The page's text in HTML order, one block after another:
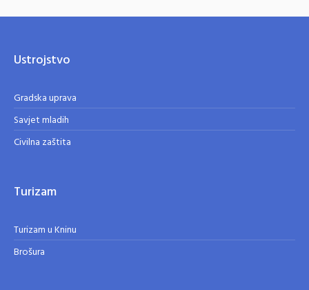
Ustrojstvo
Gradska uprava
Savjet mladih
Civilna zaštita
Turizam
Turizam u Kninu
Brošura